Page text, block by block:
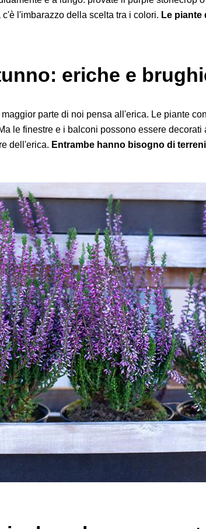
l'imbarazzo della scelta tra i colori. Le piante
eriche e
parte di noi pensa all'erica. Le piante
le finestre e i balconi possono essere
dell'erica. Entrambe hanno bisogno di